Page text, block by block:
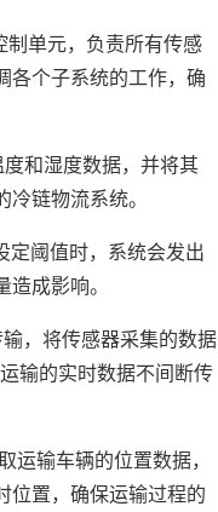
单元，负责所有传感
各个子系统的工作，确
和湿度数据，并将其
链物流系统。
定阈值时，系统会发出
成影响。
，将传感器采集的数据
输的实时数据不间断传
运输车辆的位置数据，
位置，确保运输过程的